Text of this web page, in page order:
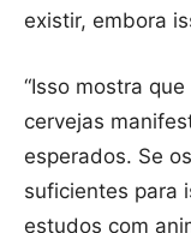
existir, embora
“Isso mostra
cervejas
esperados. Se
suficientes para
estudos com